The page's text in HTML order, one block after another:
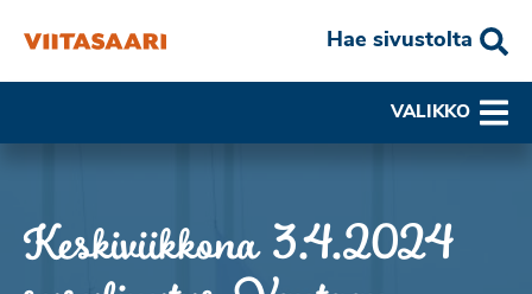
Hae sivustolta
VALIKKO
Keskiviikkona 3.4.2024